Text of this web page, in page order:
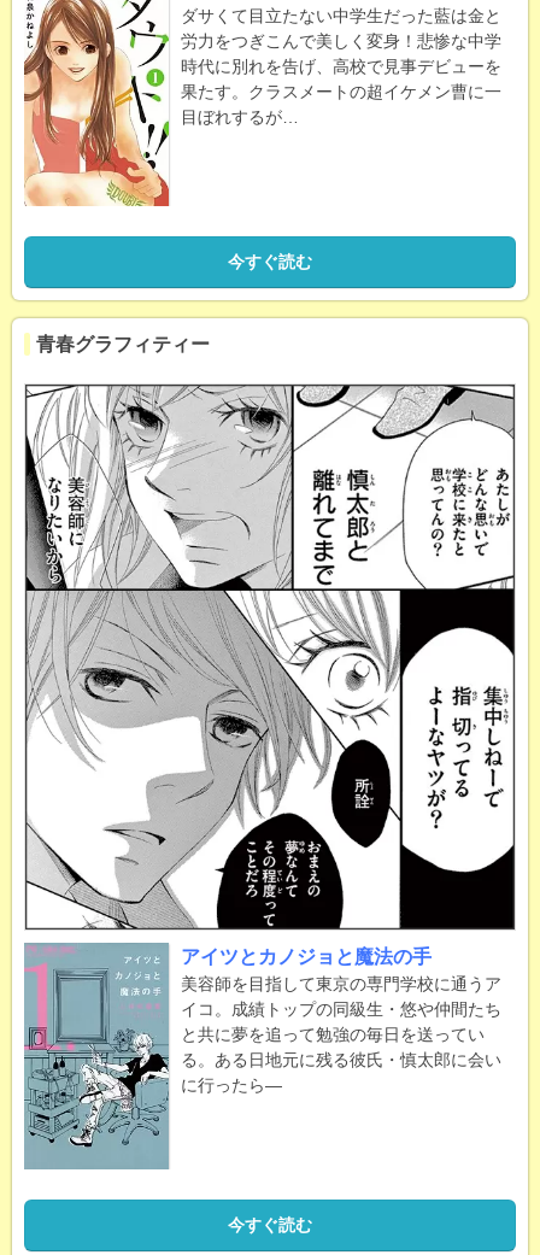
ダサくて目立たない中学生だった藍は金と
労力をつぎこんで美しく変身！悲惨な中学
時代に別れを告げ、高校で見事デビューを
果たす。クラスメートの超イケメン曹に一
目ぼれするが…
今すぐ読む
青春グラフィティー
アイツとカノジョと魔法の手
美容師を目指して東京の専門学校に通うア
イコ。成績トップの同級生・悠や仲間たち
と共に夢を追って勉強の毎日を送ってい
る。ある日地元に残る彼氏・慎太郎に会い
に行ったら―
今すぐ読む